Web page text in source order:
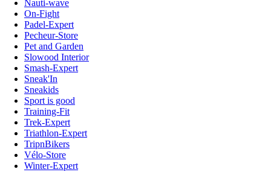
Nauti-wave
On-Fight
Padel-Expert
Pecheur-Store
Pet and Garden
Slowood Interior
Smash-Expert
Sneak'In
Sneakids
Sport is good
Training-Fit
Trek-Expert
Triathlon-Expert
TripnBikers
Vélo-Store
Winter-Expert